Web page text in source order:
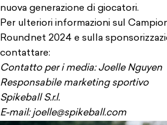
nuova generazione di giocatori.
Per ulteriori informazioni sul
Roundnet 2024 e sulla
contattare:
Contatto per i media: Joelle Nguyen
Responsabile marketing sportivo
Spikeball S.r.l.
E-mail: joelle@spikeball.com